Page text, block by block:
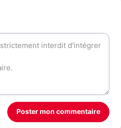
Poster mon commentaire